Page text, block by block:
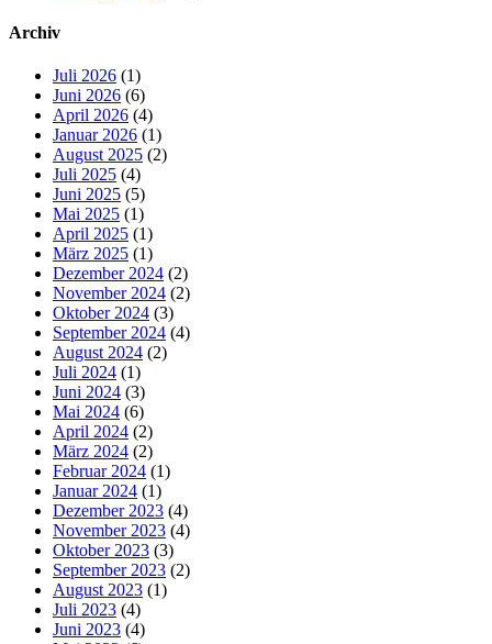
Archiv
Juli 2026 (1)
Juni 2026 (6)
April 2026 (4)
Januar 2026 (1)
August 2025 (2)
Juli 2025 (4)
Juni 2025 (5)
Mai 2025 (1)
April 2025 (1)
März 2025 (1)
Dezember 2024 (2)
November 2024 (2)
Oktober 2024 (3)
September 2024 (4)
August 2024 (2)
Juli 2024 (1)
Juni 2024 (3)
Mai 2024 (6)
April 2024 (2)
März 2024 (2)
Februar 2024 (1)
Januar 2024 (1)
Dezember 2023 (4)
November 2023 (4)
Oktober 2023 (3)
September 2023 (2)
August 2023 (1)
Juli 2023 (4)
Juni 2023 (4)